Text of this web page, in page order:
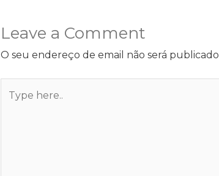
Leave a Comment
O seu endereço de email não será